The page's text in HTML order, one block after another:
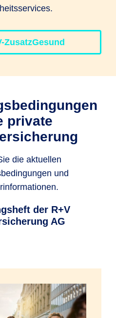
ZusatzGesund
private
die aktuellen
und
der R+V
AG